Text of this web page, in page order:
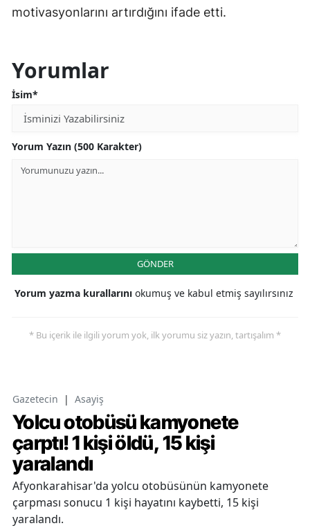
motivasyonlarını artırdığını ifade etti.
Yorumlar
İsim*
Yorum Yazın (500 Karakter)
GÖNDER
Yorum yazma kurallarını okumuş ve kabul etmiş sayılırsınız
* Bu içerik ile ilgili yorum yok, ilk yorumu siz yazın, tartışalım *
Gazetecin | Asayiş
Yolcu otobüsü kamyonete
çarptı! 1 kişi öldü, 15 kişi
yaralandı
Afyonkarahisar'da yolcu otobüsünün kamyonete
çarpması sonucu 1 kişi hayatını kaybetti, 15 kişi
yaralandı.